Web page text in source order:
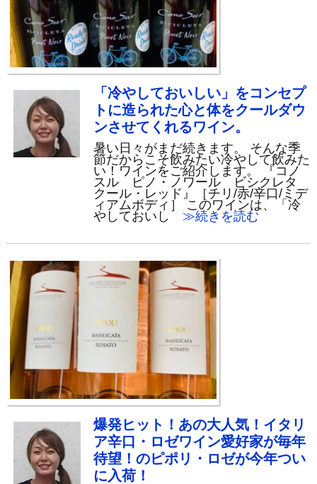
「冷やしておいしい」をコンセプ
トに造られた心と体をクールダウ
ンさせてくれるワイン。
暑い日々がまだ続きます。 そんな季
節だからこそ飲みたい冷やして飲みた
い！ワインをご紹介します。 『コノ
スル ピノ・ノワール ビシクレタ
クール・レッド』［チリ/赤/辛口/ミデ
ィアムボディ］ このワインは、「冷
やしておいし ≫続きを読む
爆発ヒット！あの大人気！イタリ
ア辛口・ロゼワイン愛好家が毎年
待望！のピポリ・ロゼが今年つい
に入荷！